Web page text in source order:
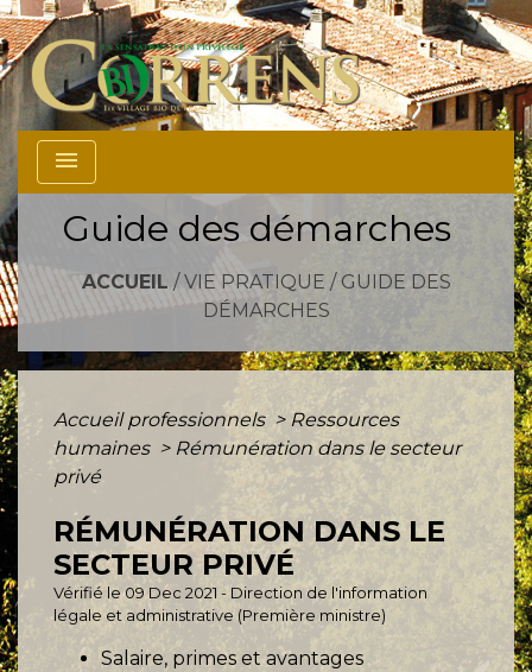
menu
Guide des démarches
ACCUEIL / VIE PRATIQUE /GUIDE DES
DÉMARCHES
Accueil professionnels > Ressources
humaines > Rémunération dans le secteur
privé
RÉMUNÉRATION DANS LE
SECTEUR PRIVÉ
Vérifié le 09 Dec 2021 - Direction de l'information
légale et administrative (Première ministre)
Salaire, primes et avantages